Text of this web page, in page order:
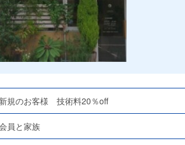
新規のお客様 技術料20％off
員と家族